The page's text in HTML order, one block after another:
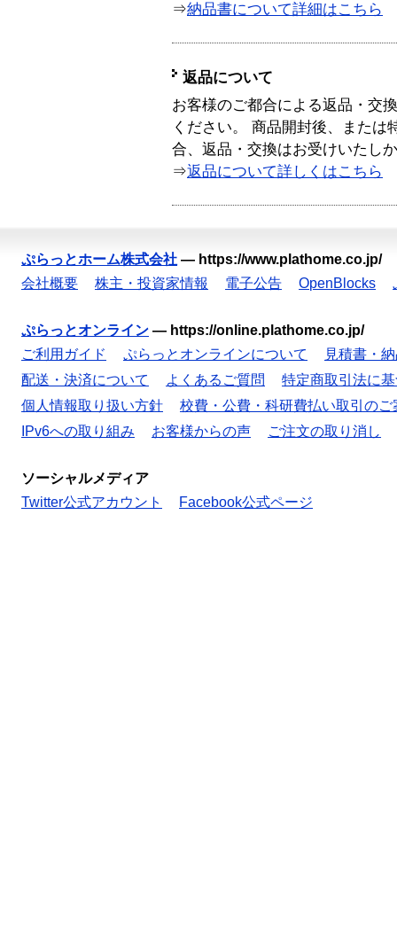
⇒納品書について詳細はこちら
返品について
お客様のご都合による返品・交
ください。 商品開封後、または
合、返品・交換はお受けいたし
⇒返品について詳しくはこちら
ぷらっとホーム株式会社 — https://www.plathome.co.jp/
会社概要
株主・投資家情報 電子公告 OpenBlocks
ぷらっとオンライン — https://online.plathome.co.jp/
ご利用ガイド
ぷらっとオンラインについて
見積書・
配送・決済について
よくあるご質問
特定商取引法に
個人情報取り扱い方針
校費・公費・科研費払い取引のご
IPv6への取り組み
お客様からの声 ご注文の取り消し
ソーシャルメディア
Twitter公式アカウント
Facebook公式ページ